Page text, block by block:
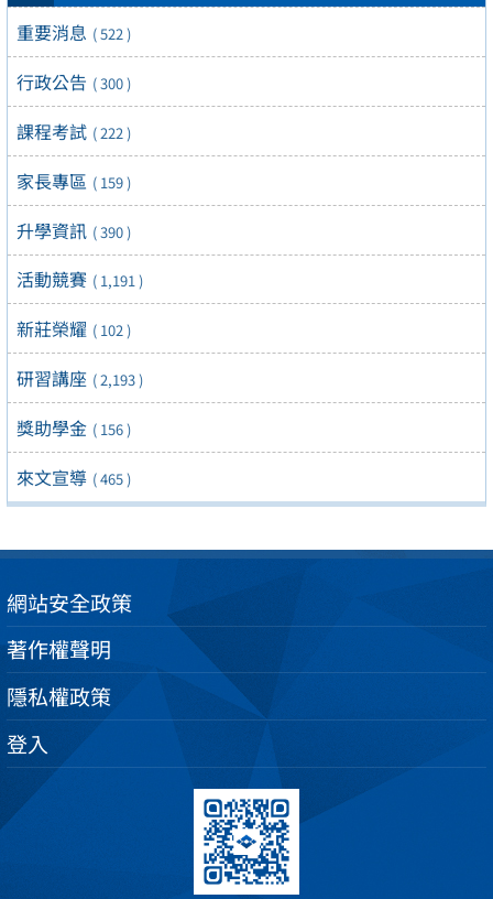
重要消息 ( 522 )
行政公告 ( 300 )
課程考試 ( 222 )
家長專區 ( 159 )
升學資訊 ( 390 )
活動競賽 ( 1,191 )
新莊榮耀 ( 102 )
研習講座 ( 2,193 )
獎助學金 ( 156 )
來文宣導 ( 465 )
網站安全政策
著作權聲明
隱私權政策
登入